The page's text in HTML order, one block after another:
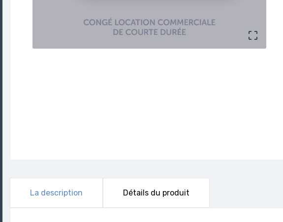

La description Détails du produit